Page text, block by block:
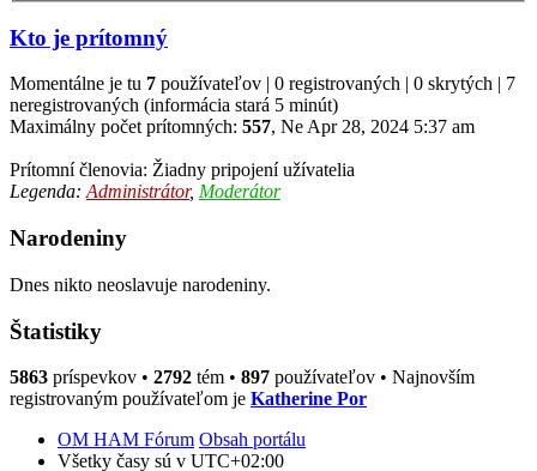
Kto je prítomný
Momentálne je tu 7 používateľov | 0 registrovaných | 0 skrytých | 7
neregistrovaných (informácia stará 5 minút)
Maximálny počet prítomných: 557, Ne Apr 28, 2024 5:37 am
Prítomní členovia: Žiadny pripojení užívatelia
Legenda: Administrátor, Moderátor
Narodeniny
Dnes nikto neoslavuje narodeniny.
Štatistiky
5863 príspevkov • 2792 tém • 897 používateľov • Najnovším
registrovaným používateľom je Katherine Por
OM HAM Fórum Obsah portálu
Všetky časy sú v UTC+02:00